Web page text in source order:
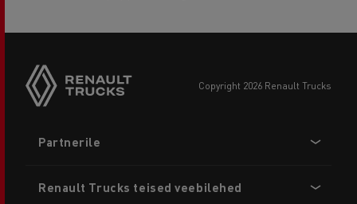
copyright 2026 Renault Trucks
menu
Partnerile
Renault Trucks teised veebilehed